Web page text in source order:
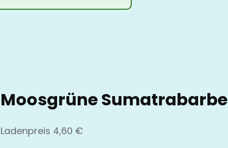
Moosgrüne Sumatrabarbe
Ladenpreis 4,60 €